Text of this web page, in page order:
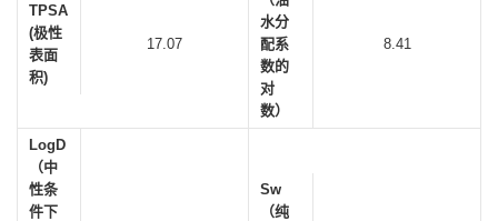
TPSA
(极性
表面
积)
17.07
水分
配系
数的
对
数）
8.41
LogD
（中
性条
件下
Sw
（纯